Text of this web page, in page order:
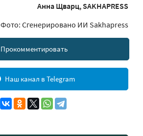
Анна Щварц, SAKHAPRESS
Фото: Сгенерировано ИИ Sakhapress
Прокомментировать
Наш канал в Telegram